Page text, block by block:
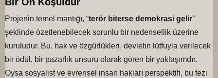
Projenin temel mantığı, “terör biterse demokrasi gelir”
şeklinde özetlenebilecek sorunlu bir nedensellik üzerine
kuruludur. Bu, hak ve özgürlükleri, devletin lütfuyla verilecek
bir ödül, bir pazarlık unsuru olarak gören bir yaklaşımdır.
Oysa sosyalist ve evrensel insan hakları perspektifi, bu tezi